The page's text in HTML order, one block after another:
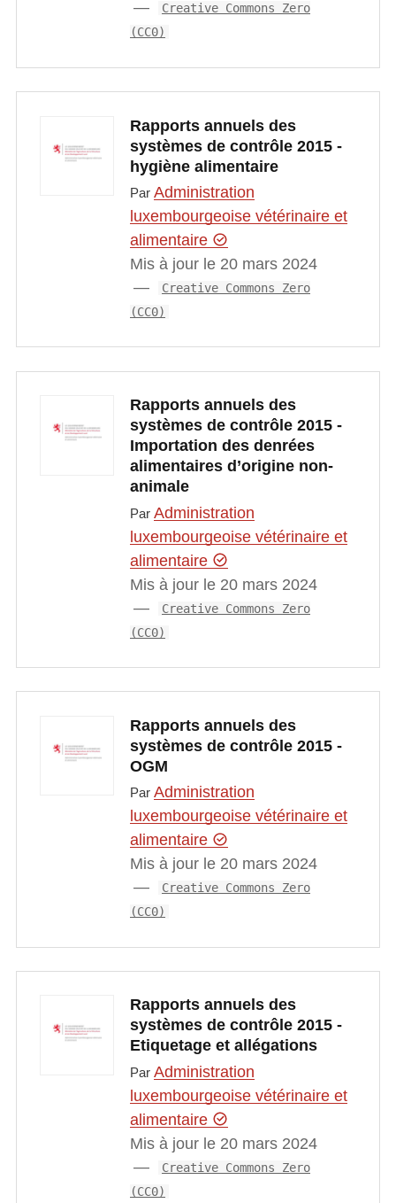
Creative Commons Zero
(CC0)
Rapports annuels des
systèmes de contrôle 2015 -
hygiène alimentaire
Par Administration
luxembourgeoise vétérinaire et
alimentaire
Mis à jour le 20 mars 2024
Creative Commons Zero
(CC0)
Rapports annuels des
systèmes de contrôle 2015 -
Importation des denrées
alimentaires d’origine non-
animale
Par Administration
luxembourgeoise vétérinaire et
alimentaire
Mis à jour le 20 mars 2024
Creative Commons Zero
(CC0)
Rapports annuels des
systèmes de contrôle 2015 -
OGM
Par Administration
luxembourgeoise vétérinaire et
alimentaire
Mis à jour le 20 mars 2024
Creative Commons Zero
(CC0)
Rapports annuels des
systèmes de contrôle 2015 -
Etiquetage et allégations
Par Administration
luxembourgeoise vétérinaire et
alimentaire
Mis à jour le 20 mars 2024
Creative Commons Zero
(CC0)